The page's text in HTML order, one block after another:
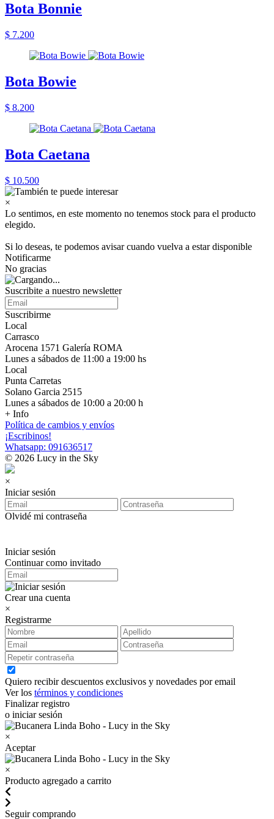
Bota Bonnie
$ 7.200
Bota Bowie
$ 8.200
Bota Caetana
$ 10.500
×
Lo sentimos, en este momento no tenemos stock para el producto
elegido.
Si lo deseas, te podemos avisar cuando vuelva a estar disponible
Notificarme
No gracias
Suscribite a nuestro newsletter
Suscribirme
Local
Carrasco
Arocena 1571 Galería ROMA
Lunes a sábados de 11:00 a 19:00 hs
Local
Punta Carretas
Solano Garcia 2515
Lunes a sábados de 10:00 a 20:00 h
+ Info
Política de cambios y envíos
¡Escribinos!
Whatsapp: 091636517
© 2026 Lucy in the Sky
×
Iniciar sesión
Olvidé mi contraseña
Iniciar sesión
Continuar como invitado
Crear una cuenta
×
Registrarme
Quiero recibir descuentos exclusivos y novedades por email
Ver los términos y condiciones
Finalizar registro
o iniciar sesión
×
Aceptar
×
Producto agregado a carrito
Seguir comprando